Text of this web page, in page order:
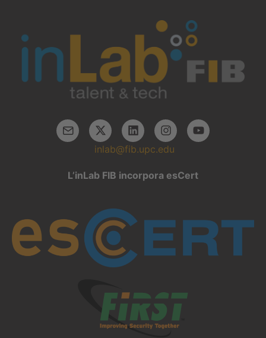
inlab@fib.upc.edu
L’inLab FIB incorpora esCert